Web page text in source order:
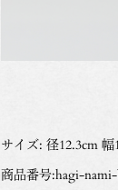
サイズ: 径12.3cm
商品番号:hagi-